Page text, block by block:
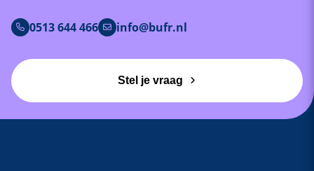
0513 644 466 info@bufr.nl
Stel je vraag